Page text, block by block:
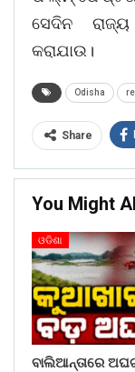
ସେଦିନ
କରାଯାଉ।
Odisha
Share
You Might
ଓଡିଶା
ବାଲିଆନ୍ତାରେ